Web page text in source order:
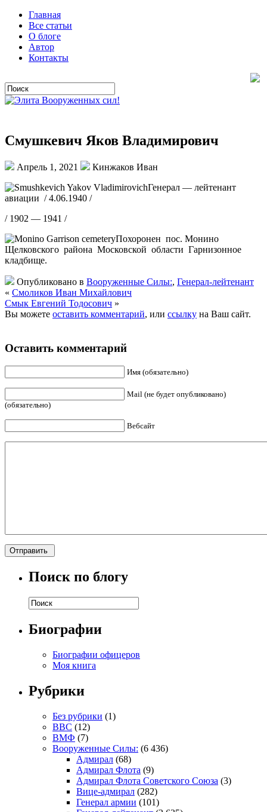
Главная
Все статьи
О блоге
Автор
Контакты
Смушкевич Яков Владимирович
Апрель 1, 2021
Кинжаков Иван
Генерал — лейтенант
авиации / 4.06.1940 /
/ 1902 — 1941 /
Похоронен пос. Монино
Щелковского района Московской области Гарнизонное
кладбище.
Опубликовано в Вооруженные Силы:, Генерал-лейтенант
« Смоликов Иван Михайлович
Смык Евгений Тодосович »
Вы можете оставить комментарий, или ссылку на Ваш сайт.
Оставить комментарий
Имя (обязательно)
Mail (не будет опубликовано)
(обязательно)
Вебсайт
Поиск по блогу
Биографии
Биографии офицеров
Моя книга
Рубрики
Без рубрики (1)
ВВС (12)
ВМФ (7)
Вооруженные Силы: (6 436)
Адмирал (68)
Адмирал Флота (9)
Адмирал Флота Советского Союза (3)
Вице-адмирал (282)
Генерал армии (101)